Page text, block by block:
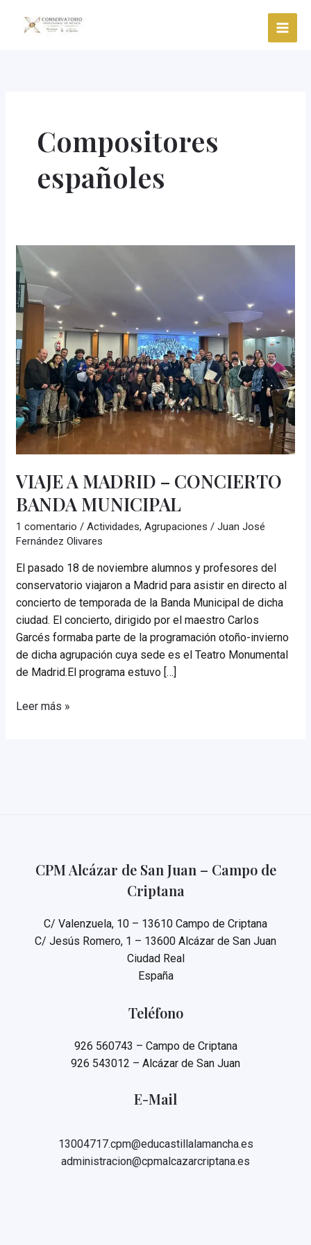
Compositores
españoles
VIAJE A MADRID – CONCIERTO
BANDA MUNICIPAL
1 comentario /Actividades,Agrupaciones /Juan José
Fernández Olivares
El pasado 18 de noviembre alumnos y profesores del
conservatorio viajaron a Madrid para asistir en directo al
concierto de temporada de la Banda Municipal de dicha
ciudad. El concierto, dirigido por el maestro Carlos
Garcés formaba parte de la programación otoño-invierno
de dicha agrupación cuya sede es el Teatro Monumental
de Madrid.El programa estuvo […]
VIAJE
Leer más »
CPM Alcázar de San Juan – Campo de
Criptana
C/ Valenzuela, 10 – 13610 Campo de Criptana
C/ Jesús Romero, 1 – 13600 Alcázar de San Juan
Ciudad Real
España
Teléfono
926 560743 – Campo de Criptana
926 543012 – Alcázar de San Juan
E-Mail
13004717.cpm@educastillalamancha.es
administracion@cpmalcazarcriptana.es